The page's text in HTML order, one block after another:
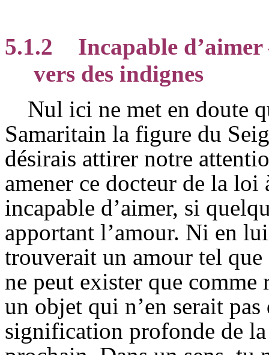
5.1.2
Incapable
vers des indignes
Nul ici ne met en doute
Samaritain la figure du
désirais attirer notre
amener ce docteur de la
incapable d’aimer, si
apportant l’amour. Ni en
trouverait un amour tel
ne peut exister que comme
un objet qui n’en serait
signification profonde de